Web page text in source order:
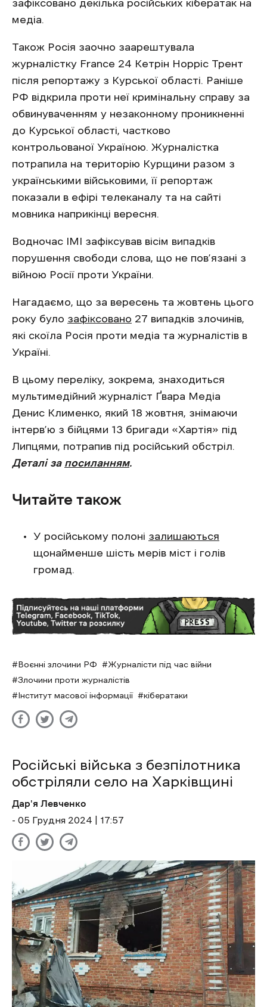
зафіксовано декілька російських кібератак на
медіа.
Також Росія заочно заарештувала
журналістку France 24 Кетрін Норріс Трент
після репортажу з Курської області. Раніше
РФ відкрила проти неї кримінальну справу за
обвинуваченням у незаконному проникненні
до Курської області, частково
контрольованої Україною. Журналістка
потрапила на територію Курщини разом з
українськими військовими, її репортаж
показали в ефірі телеканалу та на сайті
мовника наприкінці вересня.
Водночас ІМІ зафіксував вісім випадків
порушення свободи слова, що не пов’язані з
війною Росії проти України.
Нагадаємо, що за вересень та жовтень цього
року було зафіксовано 27 випадків злочинів,
які скоїла Росія проти медіа та журналістів в
Україні.
В цьому переліку, зокрема, знаходиться
мультимедійний журналіст Ґвара Медіа
Денис Клименко, який 18 жовтня, знімаючи
інтерв’ю з бійцями 13 бригади «Хартія» під
Липцями, потрапив під російський обстріл.
Деталі за посиланням.
Читайте також
У російському полоні залишаються
щонайменше шість мерів міст і голів
громад.
Воєнні злочини РФ
Журналісти під час війни
Злочини проти журналістів
Інститут масової інформації
кібератаки
Російські війська з безпілотника
обстріляли село на Харківщині
Дар'я Левченко
- 05 Грудня 2024 | 17:57